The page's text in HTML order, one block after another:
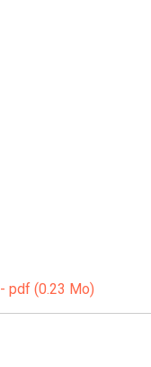
pdf (0.23 Mo)